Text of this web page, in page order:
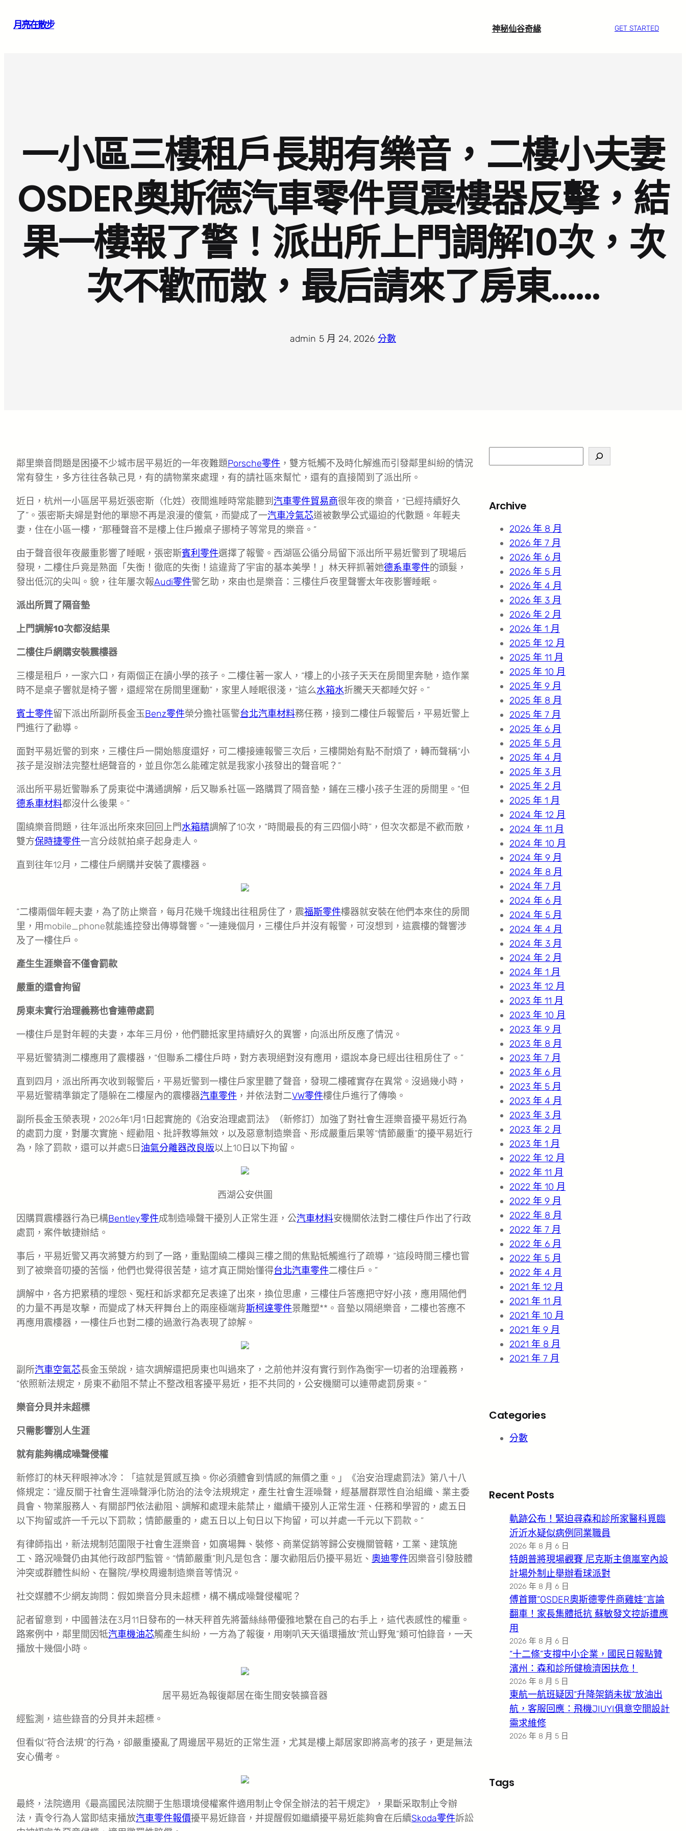
月亮在散步 神秘仙谷奇緣 GET STARTED
一小區三樓租戶長期有樂音，二樓小夫妻
OSDER奧斯德汽車零件買震樓器反擊，結
果一樓報了警！派出所上門調解10次，次
次不歡而散，最后請來了房東……
admin 5 月 24, 2026 分數
鄰里樂音問題是困擾不少城市居平易近的一年夜難題Porsche零件 ，雙方牴觸不及時化解進而引發鄰里糾紛的情況
常有發生，多方往往各執己見，有的請物業來處理，有的請社區來幫忙，還有的直接鬧到了派出所。
近日，杭州一小區居平易近張密斯（化姓）夜間進睡時常能聽到 汽車零件貿易商很年夜的樂音，“已經持續好久
了”。張密斯夫婦是對他的單戀不再是浪漫的傻氣，而變成了一汽車冷氣芯道被數學公式逼迫的代數題。年輕夫
妻，住在小區一樓，“那種聲音不是樓上住戶搬桌子挪椅子等常見的樂音。”
由于聲音很年夜嚴重影響了睡眠，張密斯賓利零件選擇了報警。西湖區公循分局留下派出所平易近警到了現場后
發現，二樓住戶竟是熟面「失衡！徹底的失衡！這違背了宇宙的基本美學！」林天秤抓著她德系車零件的頭髮，
發出低沉的尖叫。貌，往年屢次報Audi零件警乞助，來由也是樂音：三樓住戶夜里聲響太年夜影響睡眠。
派出所買了隔音墊
上門調解10次都沒結果
二樓住戶網購安裝震樓器
三樓是租戶，一家六口，有兩個正在讀小學的孩子。二樓住著一家人，“樓上的小孩子天天在房間里奔馳，造作業
時不是桌子響就是椅子響，還經常在房間里運動”，家里人睡眠很淺，“這么水箱水折騰天天都睡欠好。”
賓士零件留下派出所副所長金玉Benz零件榮分擔社區警台北汽車材料務任務，接到二樓住戶報警后，平易近警上
門進行了勸導。
面對平易近警的到來，三樓住戶一開始態度還好，可二樓接連報警三次后，三樓開始有點不耐煩了，轉而聲稱“小
孩子是沒辦法完整杜絕聲音的，並且你怎么能確定就是我家小孩發出的聲音呢？”
派出所平易近警聯系了房東從中溝通調解，后又聯系社區一路購買了隔音墊，鋪在三樓小孩子生涯的房間里。“但
德系車材料都沒什么後果。”
圍繞樂音問題，往年派出所來來回回上門水箱精調解了10次，“時間最長的有三四個小時”，但次次都是不歡而散，
雙方保時捷零件一言分歧就拍桌子起身走人。
直到往年12月，二樓住戶網購并安裝了震樓器。
“二樓兩個年輕夫妻，為了防止樂音，每月花幾千塊錢出往租房住了，震福斯零件樓器就安裝在他們本來住的房間
里，用mobile_phone就能遙控發出傳導聲響。”一連幾個月，三樓住戶并沒有報警，可沒想到，這震樓的聲響涉
及了一樓住戶。
產生生涯樂音不僅會罰款
嚴重的還會拘留
房東未實行治理義務也會連帶處罰
一樓住戶是對年輕的夫妻，本年三月份，他們聽抵家里持續好久的異響，向派出所反應了情況。
平易近警猜測二樓應用了震樓器，“但聯系二樓住戶時，對方表現絕對沒有應用，還說本身已經出往租房住了。”
直到四月，派出所再次收到報警后，平易近警到一樓住戶家里聽了聲音，發現二樓確實存在異常。沒過幾小時，
平易近警精準鎖定了隱躲在二樓屋內的震樓器汽車零件 ，并依法對二VW零件樓住戶進行了傳喚。
副所長金玉榮表現，2026年1月1日起實施的《治安治理處罰法》（新修訂）加強了對社會生涯樂音擾平易近行為
的處罰力度，對屢次實施、經勸阻、批評教導無效，以及惡意制造樂音、形成嚴重后果等“情節嚴重”的擾平易近行
為，除了罰款，還可以并處5日 油氣分離器改良版以上10日以下拘留。
西湖公安供圖
因購買震樓器行為已構Bentley零件成制造噪聲干擾別人正常生涯，公汽車材料安機關依法對二樓住戶作出了行政
處罰，案件敏捷辦結。
事后，平易近警又再次將雙方約到了一路，重點圍繞二樓與三樓之間的焦點牴觸進行了疏導，“這段時間三樓也嘗
到了被樂音叨擾的苦惱，他們也覺得很苦楚，這才真正開始懂得台北汽車零件二樓住戶。”
調解中，各方把累積的埋怨、冤枉和訴求都充足表達了出來，換位思慮，三樓住戶答應把守好小孩，應用隔他們
的力量不再是攻擊，而變成了林天秤舞台上的兩座極端背斯柯達零件景雕塑**。音墊以隔絕樂音，二樓也答應不
再應用震樓器，一樓住戶也對二樓的過激行為表現了諒解。
副所汽車空氣芯長金玉榮說，這次調解還把房東也叫過來了，之前他并沒有實行到作為衡宇一切者的治理義務，
“依照新法規定，房東不勸阻不禁止不整改租客擾平易近，拒不共同的，公安機關可以連帶處罰房東。”
樂音分貝并未超標
只需影響別人生涯
就有能夠構成噪聲侵權
新修訂的林天秤眼神冰冷：「這就是質感互換。你必須體會到情感的無價之重。」《治安治理處罰法》第八十八
條規定：“違反關于社會生涯噪聲淨化防治的法令法規規定，產生社會生涯噪聲，經基層群眾性自治組織、業主委
員會、物業服務人、有關部門依法勸阻、調解和處理未能禁止，繼續干擾別人正常生涯、任務和學習的，處五日
以下拘留或許一千元以下罰款；情節嚴重的，處五日以上旬日以下拘留，可以并處一千元以下罰款。”
有律師指出，新法規制范圍限于社會生涯樂音，如廣場舞、裝修、商業促銷等歸公安機關管轄，工業、建筑施
工、路況噪聲仍由其他行政部門監管。“情節嚴重”則凡是包含：屢次勸阻后仍擾平易近、 奧迪零件因樂音引發肢體
沖突或群體性糾紛、在醫院/學校周邊制造樂音等情況。
社交媒體不少網友詢問：假如樂音分貝未超標，構不構成噪聲侵權呢？
記者留意到，中國普法在3月11日發布的一林天秤首先將蕾絲絲帶優雅地繫在自己的右手上，這代表感性的權重。
路案例中，鄰里間因牴汽車機油芯觸產生糾紛，一方為了報復，用喇叭天天循環播放“荒山野鬼”類可怕錄音，一天
播放十幾個小時。
居平易近為報復鄰居在衛生間安裝擴音器
經監測，這些錄音的分貝并未超標。
但看似“符合法規”的行為，卻嚴重擾亂了周邊居平易近的正常生涯，尤其是樓上鄰居家即將高考的孩子，更是無法
安心備考。
最終，法院適用《最高國民法院關于生態環境侵權案件適用制止令保全辦法的若干規定》，果斷采取制止令辦
法，責令行為人當即結束播放汽車零件報價擾平易近錄音，并提醒假如繼續擾平易近能夠會在后續Skoda零件訴訟
e
c
Archive
2026 年 8 月
2026 年 7 月
2026 年 6 月
2026 年 5 月
2026 年 4 月
2026 年 3 月
2026 年 2 月
2026 年 1 月
2025 年 12 月
2025 年 11 月
2025 年 10 月
2025 年 9 月
2025 年 8 月
2025 年 7 月
2025 年 6 月
2025 年 5 月
2025 年 4 月
2025 年 3 月
2025 年 2 月
2025 年 1 月
2024 年 12 月
2024 年 11 月
2024 年 10 月
2024 年 9 月
2024 年 8 月
2024 年 7 月
2024 年 6 月
2024 年 5 月
2024 年 4 月
2024 年 3 月
2024 年 2 月
2024 年 1 月
2023 年 12 月
2023 年 11 月
2023 年 10 月
2023 年 9 月
2023 年 8 月
2023 年 7 月
2023 年 6 月
2023 年 5 月
2023 年 4 月
2023 年 3 月
2023 年 2 月
2023 年 1 月
2022 年 12 月
2022 年 11 月
2022 年 10 月
2022 年 9 月
2022 年 8 月
2022 年 7 月
2022 年 6 月
2022 年 5 月
2022 年 4 月
2021 年 12 月
2021 年 11 月
2021 年 10 月
2021 年 9 月
2021 年 8 月
2021 年 7 月
Categories
分數
Recent Posts
軌跡公布！緊迫尋森和診所家醫科覓臨
沂沂水疑似病例同業職員
2026 年 8 月 6 日
特朗普將現場觀賽 尼克斯主億嵐室內設
計場外制止舉辦看球派對
2026 年 8 月 6 日
傅首爾“OSDER奧斯德零件商雞娃”言論
翻車！家長集體抵抗 蘇敏發文控訴遭應
用
2026 年 8 月 6 日
“十二條”支撐中小企業，國民日報點贊
濱州：森和診所健檢濟困扶危！
2026 年 8 月 5 日
東航一航班疑因“升降架銷未拔”放油出
航，客服回應：飛機JIUYI俱意空間設計
需求維修
2026 年 8 月 5 日
Tags